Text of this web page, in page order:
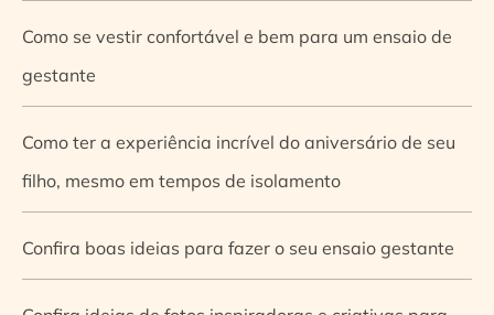
Como se vestir confortável e bem para um ensaio de
gestante
Como ter a experiência incrível do aniversário de seu
filho, mesmo em tempos de isolamento
Confira boas ideias para fazer o seu ensaio gestante